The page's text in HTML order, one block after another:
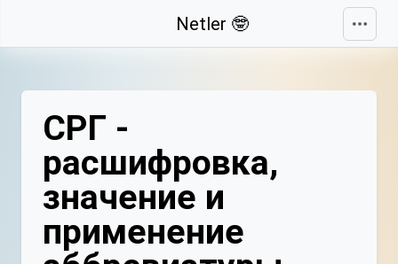
Netler 🤓
СРГ -
расшифровка,
значение и
применение